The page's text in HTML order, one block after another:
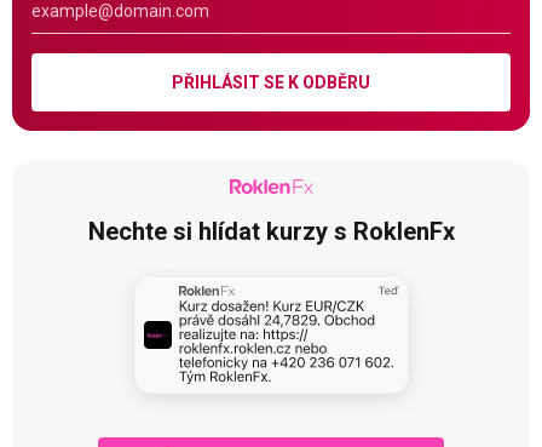
PŘIHLÁSIT SE K ODBĚRU
Nechte si hlídat kurzy s RoklenFx